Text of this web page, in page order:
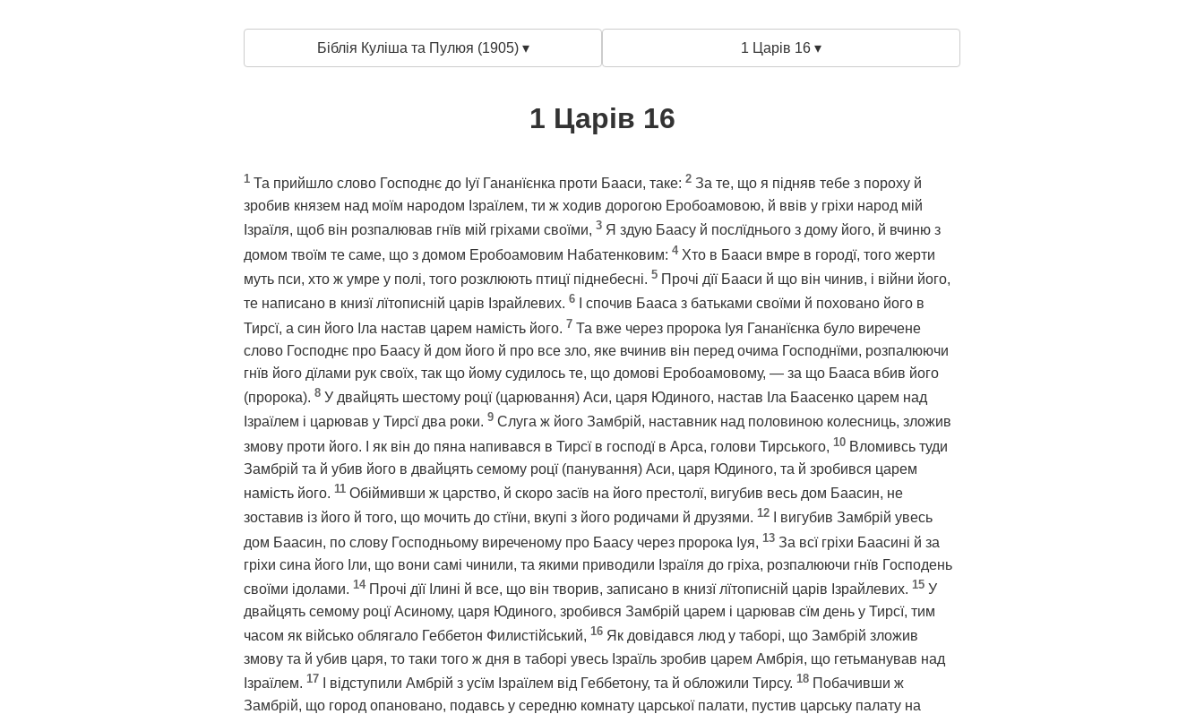
Біблія Куліша та Пулюя (1905) ▾ 1 Царів 16 ▾
1 Царів 16
1 Та прийшло слово Господнє до Іуї Гананїєнка проти Бааси, таке: 2 За те, що я підняв тебе з пороху й
зробив князем над моїм народом Ізраїлем, ти ж ходив дорогою Еробоамовою, й ввів у гріхи народ мій
Ізраїля, щоб він розпалював гнїв мій гріхами своїми, 3 Я здую Баасу й послїднього з дому його, й вчиню з
домом твоїм те саме, що з домом Еробоамовим Набатенковим: 4 Хто в Бааси вмре в городї, того жерти
муть пси, хто ж умре у полі, того розклюють птицї піднебесні. 5 Прочі дїї Бааси й що він чинив, і війни його,
те написано в книзї лїтописній царів Ізрайлевих. 6
І спочив Бааса з батьками своїми й поховано його в
Тирсї, а син його Іла настав царем намість його. 7 Та вже через пророка Іуя Гананїєнка було виречене
слово Господнє про Баасу й дом його й про все зло, яке вчинив він перед очима Господнїми, розпалюючи
гнїв його дїлами рук своїх, так що йому судилось те, що домові Еробоамовому, — за що Бааса вбив його
(пророка). 8 У двайцять шестому роцї (царювання) Аси, царя Юдиного, настав Іла Баасенко царем над
Ізраїлем і царював у Тирсї два роки. 9 Слуга ж його Замбрій, наставник над половиною колесниць, зложив
змову проти його. І як він до пяна напивався в Тирсї в господї в Арса, голови Тирського, 10 Вломивсь туди
Замбрій та й убив його в двайцять семому роцї (панування) Аси, царя Юдиного, та й зробився царем
намість його. 11 Обіймивши ж царство, й скоро засїв на його престолї, вигубив весь дом Баасин, не
зоставив із його й того, що мочить до стїни, вкупі з його родичами й друзями. 12
І вигубив Замбрій увесь
дом Баасин, по слову Господньому виреченому про Баасу через пророка Іуя, 13 За всї гріхи Баасині й за
гріхи сина його Іли, що вони самі чинили, та якими приводили Ізраїля до гріха, розпалюючи гнїв Господень
своїми ідолами. 14 Прочі дїї Ілині й все, що він творив, записано в книзї лїтописній царів Ізрайлевих. 15 У
двайцять семому роцї Асиному, царя Юдиного, зробився Замбрій царем і царював сїм день у Тирсї, тим
часом як військо облягало Геббетон Филистійський, 16 Як довідався люд у таборі, що Замбрій зложив
змову та й убив царя, то таки того ж дня в таборі увесь Ізраїль зробив царем Амбрія, що гетьманував над
Ізраїлем. 17 І відступили Амбрій з усїм Ізраїлем від Геббетону, та й обложили Тирсу. 18 Побачивши ж
Замбрій, що город опановано, подавсь у середню комнату царської палати, пустив царську палату на